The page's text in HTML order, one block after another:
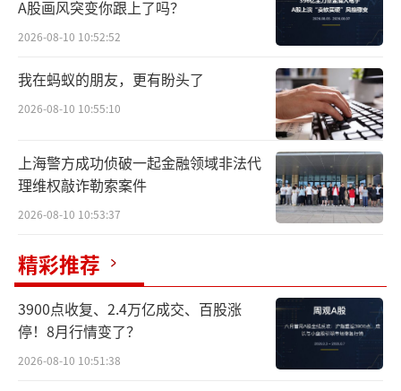
品牌矩阵的路径。下面，我们来一起看看。
小食代注意到，苟轶群在上述会议上介
绍，在2024年提出“红石榴计划”后，海底捞
今年上半年对该计划进行了优化，在内部创业
个人出资之外，新增了靠收购引入外部优秀创
业品牌的机制。
“举高高”就属于收购引进的外部品牌——
这一平价自助小火锅品牌人均59.9元，显著低
于海底捞人均近100元的定价。其主打6种锅底
+上百种产品，店内设置的均为单人座，一人一
A股画风突变你跟上了吗？
2026-08-10 10:52:52
我在蚂蚁的朋友，更有盼头了
2026-08-10 10:55:10
上海警方成功侦破一起金融领域非法代
理维权敲诈勒索案件
2026-08-10 10:53:37
精彩推荐
3900点收复、2.4万亿成交、百股涨
停！8月行情变了？
2026-08-10 10:51:38